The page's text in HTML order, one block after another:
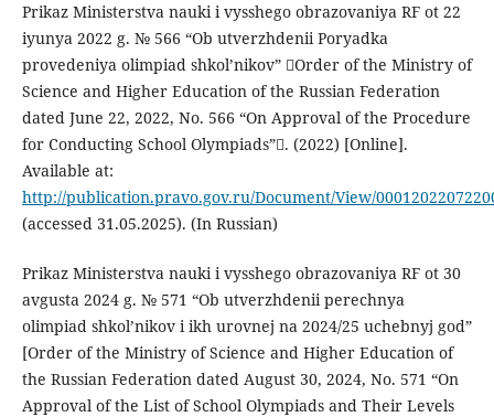
Prikaz Ministerstva nauki i vysshego obrazovaniya RF ot 22
iyunya 2022 g. № 566 “Ob utverzhdenii Poryadka
provedeniya olimpiad shkol’nikov” Order of the Ministry of
Science and Higher Education of the Russian Federation
dated June 22, 2022, No. 566 “On Approval of the Procedure
for Conducting School Olympiads”. (2022) [Online].
Available at:
http://publication.pravo.gov.ru/Document/View/
(accessed 31.05.2025). (In Russian)
Prikaz Ministerstva nauki i vysshego obrazovaniya RF ot 30
avgusta 2024 g. № 571 “Ob utverzhdenii perechnya
olimpiad shkol’nikov i ikh urovnej na 2024/25 uchebnyj god”
[Order of the Ministry of Science and Higher Education of
the Russian Federation dated August 30, 2024, No. 571 “On
Approval of the List of School Olympiads and Their Levels